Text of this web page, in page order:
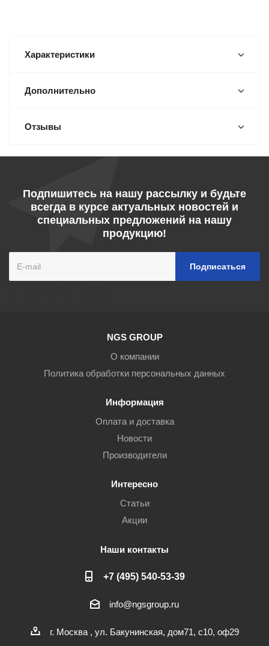
Характеристики
Дополнительно
Отзывы
Подпишитесь на нашу рассылку и будьте
всегда в курсе актуальных новостей и
специальных предложений на нашу
продукцию!
NGS GROUP
О компании
Политика обработки персональных данных
Информация
Оплата и доставка
Новости
Производители
Интересно
Статьи
Акции
Наши контакты
+7 (495) 540-53-39
info@ngsgroup.ru
г. Москва , ул. Бакунинская, дом71, с10, оф29